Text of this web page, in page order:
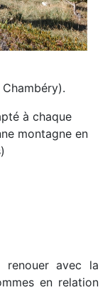
à chaque
montagne en
renouer avec la
en relation